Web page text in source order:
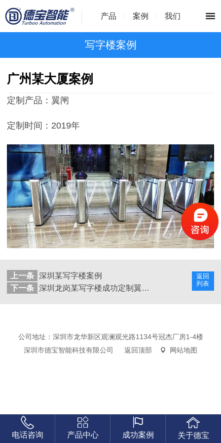
产品 案例 我们
写字楼案例
广州某大厦案例
定制产品：翼闸
定制时间：2019年
返回
列表
上一条 深圳某写字楼案例
下一条
深圳龙岗某写字楼成功定制翼闸案例
公司地址：深圳市龙华新区观澜观光路1134号冠杰厂房1-4楼
深圳市德宝智能科技有限公司
返回顶部 网站地图
电话咨询 产品中心 成功案例 关于德宝